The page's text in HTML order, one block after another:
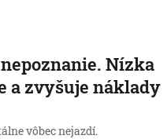
Nízka
a zvyšuje náklady
vôbec nejazdí.